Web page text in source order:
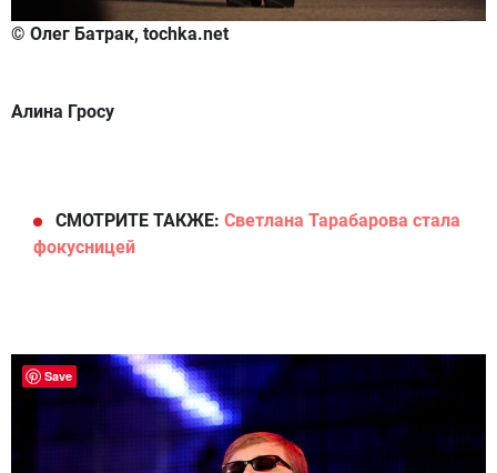
© Олег Батрак, tochka.net
Алина Гросу
СМОТРИТЕ ТАКЖЕ: Светлана Тарабарова стала
фокусницей
Save